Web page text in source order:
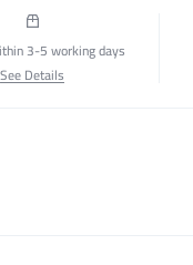
3-5 working days
See Details